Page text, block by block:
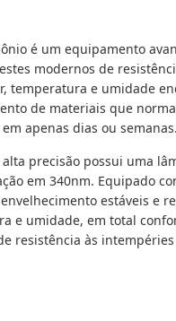
é um equipamento
modernos de
temperatura e umidade
de materiais que
apenas dias ou semanas.
precisão possui uma
em 340nm. Equipado
estáveis ​​e
e umidade, em total
resistência às